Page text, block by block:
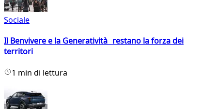
Sociale
Il Benvivere e la Generatività restano la forza dei
territori
1 min di lettura